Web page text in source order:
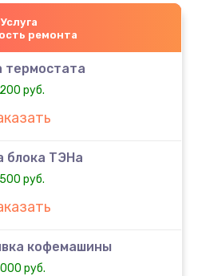
Услуга
ремонта
термостата
руб.
блока ТЭНа
руб.
кофемашины
руб.